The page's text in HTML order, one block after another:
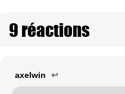
9 réactions
axelwin ↩